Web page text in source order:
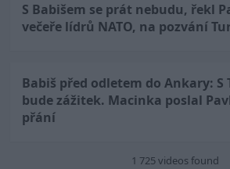
S Babišem se prát nebudu, řekl
večeře lídrů NATO, na pozvání
Babiš před odletem do Ankary: S
bude zážitek. Macinka poslal
přání
1 725 videos found